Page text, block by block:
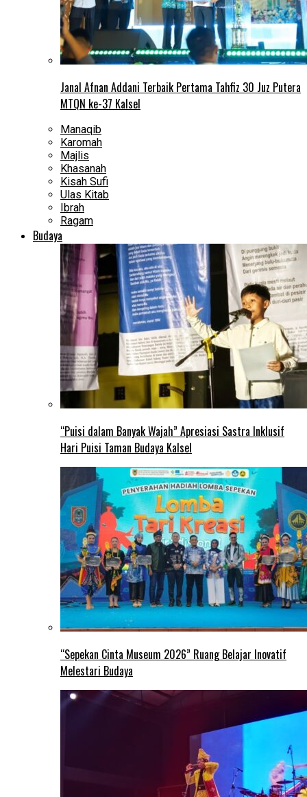
Janal Afnan Addani Terbaik Pertama Tahfiz 30 Juz Putera
MTQN ke-37 Kalsel
Manaqib
Karomah
Majlis
Khasanah
Kisah Sufi
Ulas Kitab
Ibrah
Ragam
Budaya
“Puisi dalam Banyak Wajah” Apresiasi Sastra Inklusif
Hari Puisi Taman Budaya Kalsel
“Sepekan Cinta Museum 2026” Ruang Belajar Inovatif
Melestari Budaya